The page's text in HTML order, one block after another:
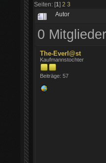
Seiten: [1] 2 3
Autor
0
The-Everl@st
Kaufmannstochter
Beiträge: 57